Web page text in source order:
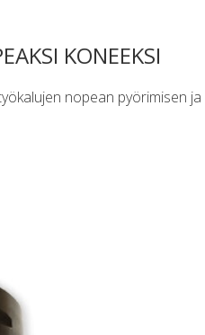
KONEEKSI
nopean pyörimisen ja